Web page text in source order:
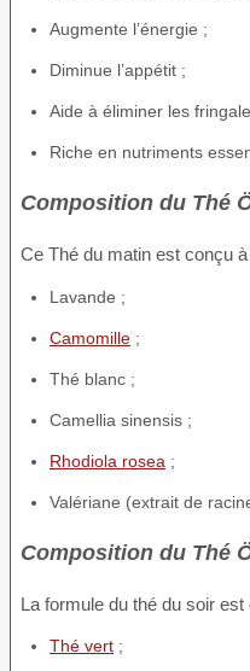
Augmente l’énergie ;
Diminue l’appétit ;
Aide à éliminer les
Riche en nutriments
Composition du Thé
Ce Thé du matin est conçu
Lavande ;
Camomille ;
Thé blanc ;
Camellia sinensis ;
Rhodiola rosea ;
Valériane (extrait de
Composition du Thé
La formule du thé du soir
Thé vert ;